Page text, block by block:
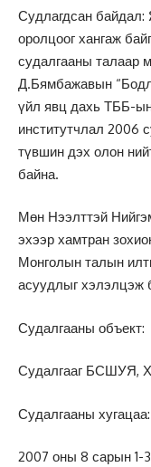
Судлагдсан
оролцоог хангаж
судалгааны талаар
Д.Бямбажавын
үйл явц дахь ТББ-
институтчлал 2006
түвшин дэх олон
байна.
Мөн Нээлттэй
эхээр хамтран
Монголын талын
асуудлыг хэлэлцэж
Судалгааны объект:
Судалгааг БСШУЯ,
Судалгааны хугацаа:
2007 оны 8 сарын 1-